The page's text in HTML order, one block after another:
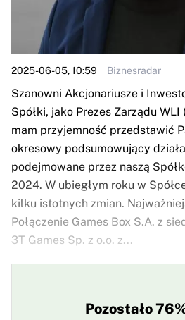
2025-06-05, 10:59 Biznesradar
Szanowni Akcjonariusze i
Spółki, jako Prezes Zarządu WLI
mam przyjemność przedstawić
okresowy podsumowujący
podejmowane przez naszą
2024. W ubiegłym roku w
kilku istotnych zmian.
Połączenie Games Box S.A. z
3T Games Sp. z o.o. z...
Pozostało